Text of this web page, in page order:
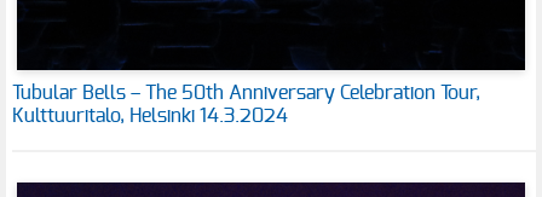
Tubular Bells – The 50th Anniversary Celebration Tour,
Kulttuuritalo, Helsinki 14.3.2024